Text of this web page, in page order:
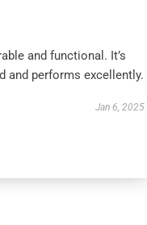
and functional. It’s
and performs excellently.
Jan 6, 2025